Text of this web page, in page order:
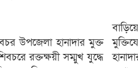
উপজেলা হানাদার মুক্ত
রক্তক্ষয়ী সম্মুখ যুদ্ধে